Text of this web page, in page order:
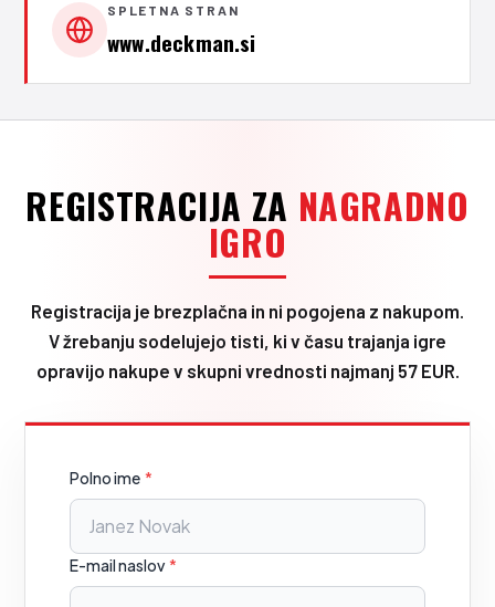
SPLETNA STRAN
www.deckman.si
REGISTRACIJA ZA NAGRADNO
IGRO
Registracija je brezplačna in ni pogojena z nakupom.
V žrebanju sodelujejo tisti, ki v času trajanja igre
opravijo nakupe v skupni vrednosti najmanj 57 EUR.